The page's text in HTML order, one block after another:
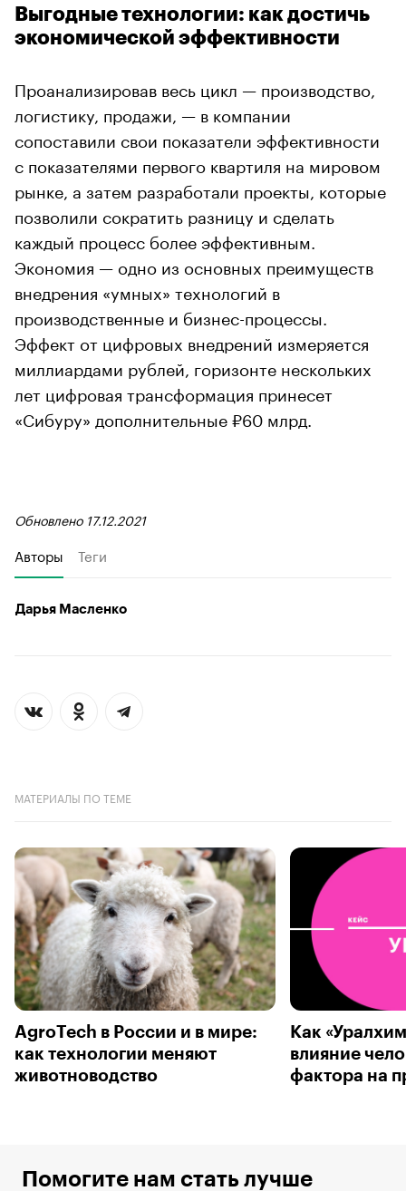
Выгодные технологии: как достичь
экономической эффективности
Проанализировав весь цикл — производство,
логистику, продажи, — в компании
сопоставили свои показатели эффективности
с показателями первого квартиля на мировом
рынке, а затем разработали проекты, которые
позволили сократить разницу и сделать
каждый процесс более эффективным.
Экономия — одно из основных преимуществ
внедрения «умных» технологий в
производственные и бизнес-процессы.
Эффект от цифровых внедрений измеряется
миллиардами рублей, горизонте нескольких
лет цифровая трансформация принесет
«Сибуру» дополнительные ₽60 млрд.
Обновлено 17.12.2021
Авторы Теги
Дарья Масленко
МАТЕРИАЛЫ ПО ТЕМЕ
AgroTech в России и в мире:
как технологии меняют
животноводство
Как
влияние
фактора на
Помогите нам стать лучше